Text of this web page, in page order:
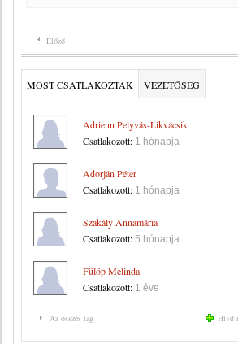
Előző
MOST CSATLAKOZTAK VEZETŐSÉG
Adrienn Pelyvás-Likvácsik
Csatlakozott: 1 hónapja
Adorján Péter
Csatlakozott: 1 hónapja
Szakály Annamária
Csatlakozott: 5 hónapja
Fülöp Melinda
Csatlakozott: 1 éve
Az összes tag Hívd